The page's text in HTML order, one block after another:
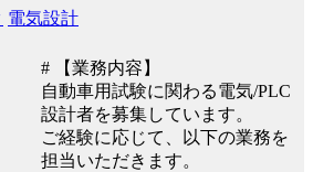
電気設計
# 【業務内容】
自動車用試験に関わる電気/PLC
設計者を募集しています。
ご経験に応じて、以下の業務を
担当いただきます。